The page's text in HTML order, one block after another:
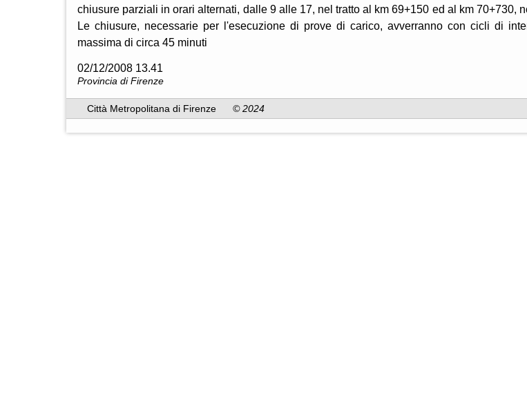
chiusure parziali in orari alternati, dalle 9 alle 17, nel tratto al km 69+150 ed al km 70+730,
Le chiusure, necessarie per l'esecuzione di prove di carico, avverranno con cicli di
massima di circa 45 minuti
02/12/2008 13.41
Provincia di Firenze
Città Metropolitana di Firenze © 2024